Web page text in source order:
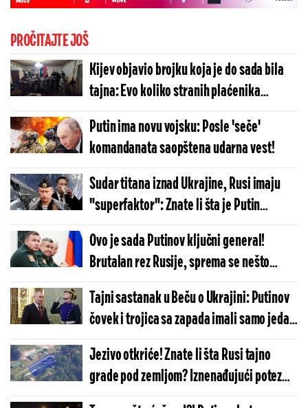
PROČITAJTE JOŠ
Kijev objavio brojku koja je do sada bila
tajna: Evo koliko stranih plaćenika
trenutno ratuje protiv Putina!
Putin ima novu vojsku: Posle 'seče'
komandanata saopštena udarna vest!
Sudar titana iznad Ukrajine, Rusi imaju
"superfaktor": Znate li šta je Putin
napravio?
Ovo je sada Putinov ključni general!
Brutalan rez Rusije, sprema se nešto
krupno u Ukrajini?
Tajni sastanak u Beču o Ukrajini: Putinov
čovek i trojica sa zapada imali samo jedan
zadatak
Jezivo otkriće! Znate li šta Rusi tajno
grade pod zemljom? Iznenađujući potez
Moskve najavljuje dramatičan scenario